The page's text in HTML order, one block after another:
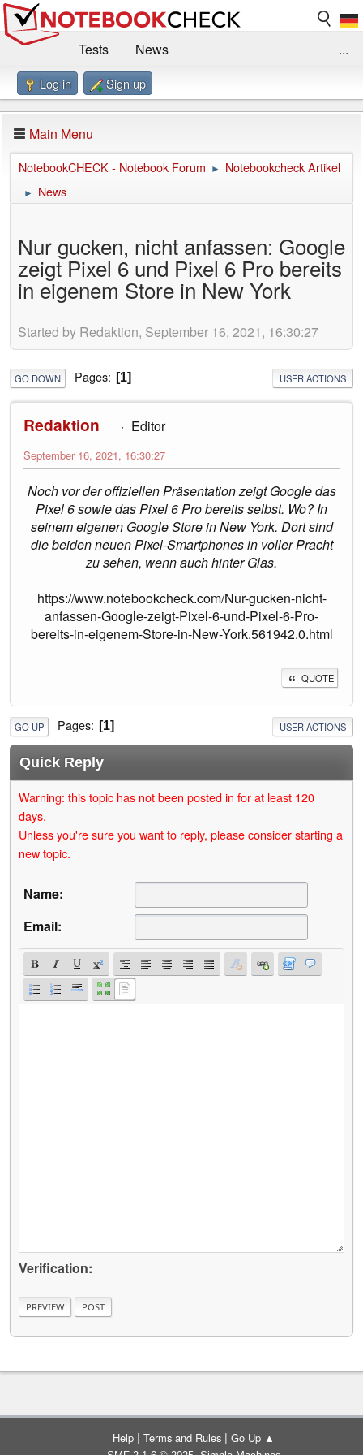
Tests
News
Benchmarks / Technik
Forum
Impressum
...
Log in Sign up
Main Menu
NotebookCHECK - Notebook Forum ► Notebookcheck Artikel
► News
Nur gucken, nicht anfassen: Google
zeigt Pixel 6 und Pixel 6 Pro bereits
in eigenem Store in New York
Started by Redaktion, September 16, 2021, 16:30:27
GO DOWN Pages 1 USER ACTIONS
Redaktion Editor
September 16, 2021, 16:30:27
Noch vor der offiziellen Präsentation zeigt Google das
Pixel 6 sowie das Pixel 6 Pro bereits selbst. Wo? In
seinem eigenen Google Store in New York. Dort sind
die beiden neuen Pixel-Smartphones in voller Pracht
zu sehen, wenn auch hinter Glas.
https://www.notebookcheck.com/Nur-gucken-nicht-
anfassen-Google-zeigt-Pixel-6-und-Pixel-6-Pro-
bereits-in-eigenem-Store-in-New-York.561942.0.html
QUOTE
GO UP Pages 1 USER ACTIONS
Quick Reply
Warning: this topic has not been posted in for at least 120
days.
Unless you're sure you want to reply, please consider starting a
new topic.
Name:
Email:
Verification:
Help | Terms and Rules | Go Up ▲